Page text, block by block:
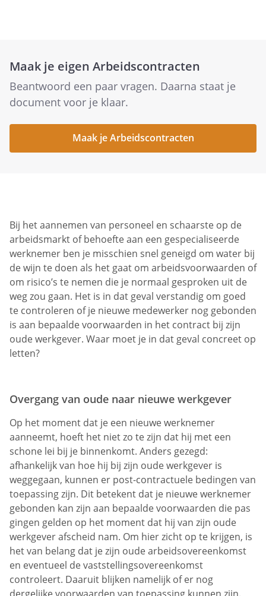
Maak je eigen Arbeidscontracten
Beantwoord een paar vragen. Daarna staat je
document voor je klaar.
Maak je Arbeidscontracten
Bij het aannemen van personeel en schaarste op de
arbeidsmarkt of behoefte aan een gespecialiseerde
werknemer ben je misschien snel geneigd om water bij
de wijn te doen als het gaat om arbeidsvoorwaarden of
om risico’s te nemen die je normaal gesproken uit de
weg zou gaan. Het is in dat geval verstandig om goed
te controleren of je nieuwe medewerker nog gebonden
is aan bepaalde voorwaarden in het contract bij zijn
oude werkgever. Waar moet je in dat geval concreet op
letten?
Overgang van oude naar nieuwe werkgever
Op het moment dat je een nieuwe werknemer
aanneemt, hoeft het niet zo te zijn dat hij met een
schone lei bij je binnenkomt. Anders gezegd:
afhankelijk van hoe hij bij zijn oude werkgever is
weggegaan, kunnen er post-contractuele bedingen van
toepassing zijn. Dit betekent dat je nieuwe werknemer
gebonden kan zijn aan bepaalde voorwaarden die pas
gingen gelden op het moment dat hij van zijn oude
werkgever afscheid nam. Om hier zicht op te krijgen, is
het van belang dat je zijn oude arbeidsovereenkomst
en eventueel de vaststellingsovereenkomst
controleert. Daaruit blijken namelijk of er nog